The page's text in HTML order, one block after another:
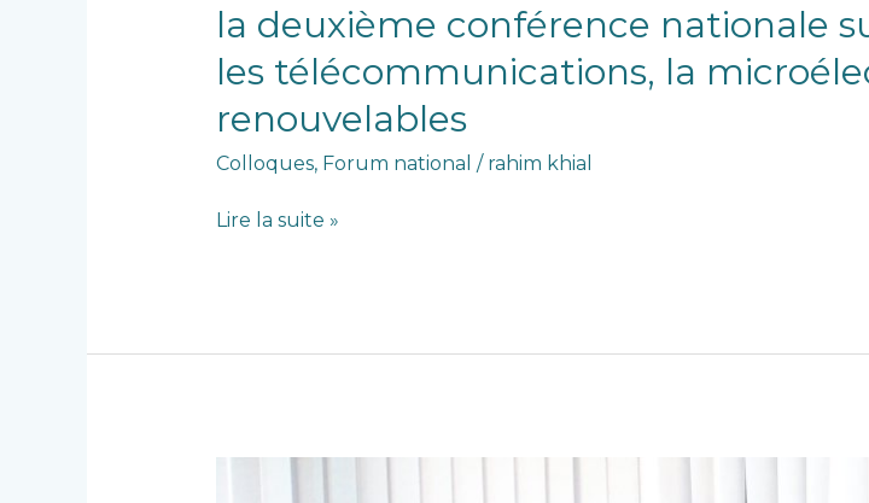
la deuxième conférence nationale
les télécommunications, la
renouvelables
Colloques, Forum national / rahim khial
la
deuxième
conférence
sur
les
embarqués,
et
Lire la suite »